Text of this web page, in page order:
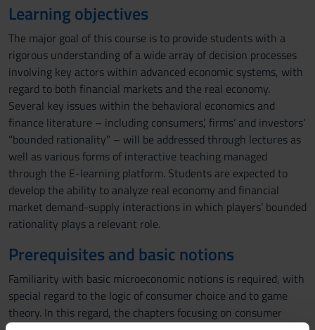
Learning objectives
The major goal of this course is to provide students with a
rigorous understanding of a wide array of decision processes
involving key actors within advanced economic systems, with
regard to both financial markets and the real economy.
Several key issues within the behavioral economics and
finance literature – including consumers’, firms’ and investors’
“bounded rationality” – will be addressed through lectures as
well as various forms of interactive teaching managed
through the E-learning platform. Students are expected to
develop the ability to analyze real economy and financial
market demand-supply interactions in which players’ bounded
rationality plays a relevant role.
Prerequisites and basic notions
Familiarity with basic microeconomic notions is required, with
special regard to the logic of consumer choice and to game
theory. In this regard, the chapters focusing on consumer